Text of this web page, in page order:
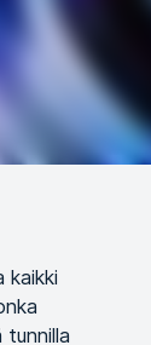
kaikki